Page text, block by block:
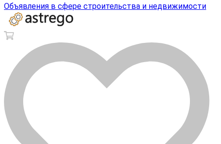
Объявления в сфере строительства и недвижимости